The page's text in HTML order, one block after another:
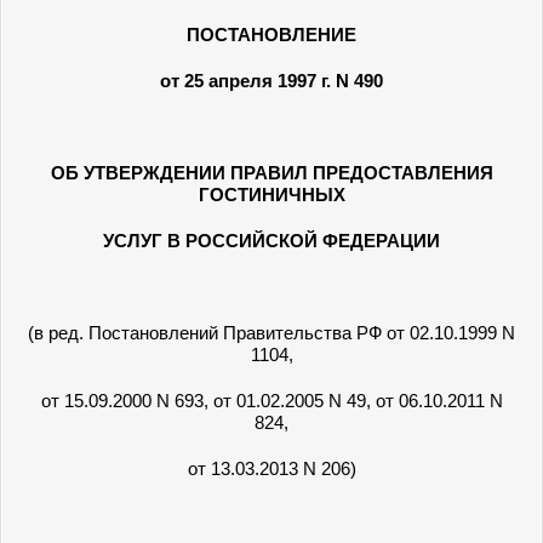
ПОСТАНОВЛЕНИЕ
от 25 апреля 1997 г. N 490
ОБ УТВЕРЖДЕНИИ ПРАВИЛ ПРЕДОСТАВЛЕНИЯ
ГОСТИНИЧНЫХ
УСЛУГ В РОССИЙСКОЙ ФЕДЕРАЦИИ
(в ред. Постановлений Правительства РФ от 02.10.1999 N
1104,
от 15.09.2000 N 693, от 01.02.2005 N 49, от 06.10.2011 N
824,
от 13.03.2013 N 206)